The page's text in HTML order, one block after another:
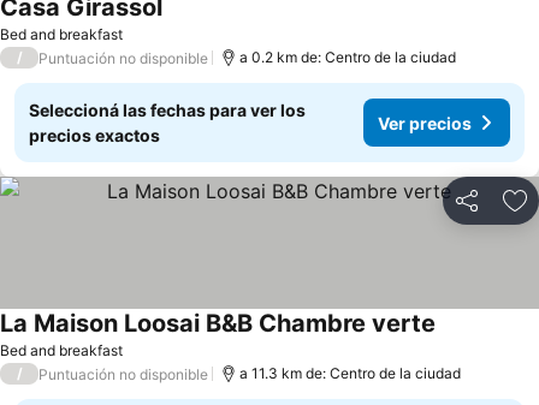
Bed and breakfast
Casa Girassol
/ Puntuación no disponible a 0.2 km de: Centro de la ciudad
Seleccioná las fechas para ver los
precios exactos
Ver precios
Compartir
Bed and breakfast
La Maison Loosai B&B Chambre verte
/ Puntuación no disponible a 11.3 km de: Centro de la ciudad